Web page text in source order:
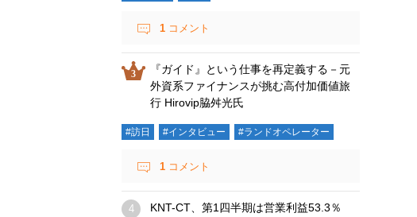
1 コメント
『ガイド』という仕事を再定義する－元
外資系ファイナンスが挑む高付加価値旅
行 Hirovip脇舛光氏
#訪日 #インタビュー #ランドオペレーター
1 コメント
KNT-CT、第1四半期は営業利益53.3％